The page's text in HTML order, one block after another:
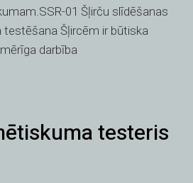
01 Šļirču slīdēšanas
Šļircēm ir būtiska
darbība
testeris